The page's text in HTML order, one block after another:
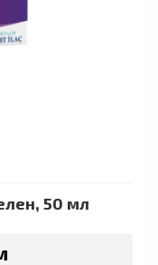
50 мл